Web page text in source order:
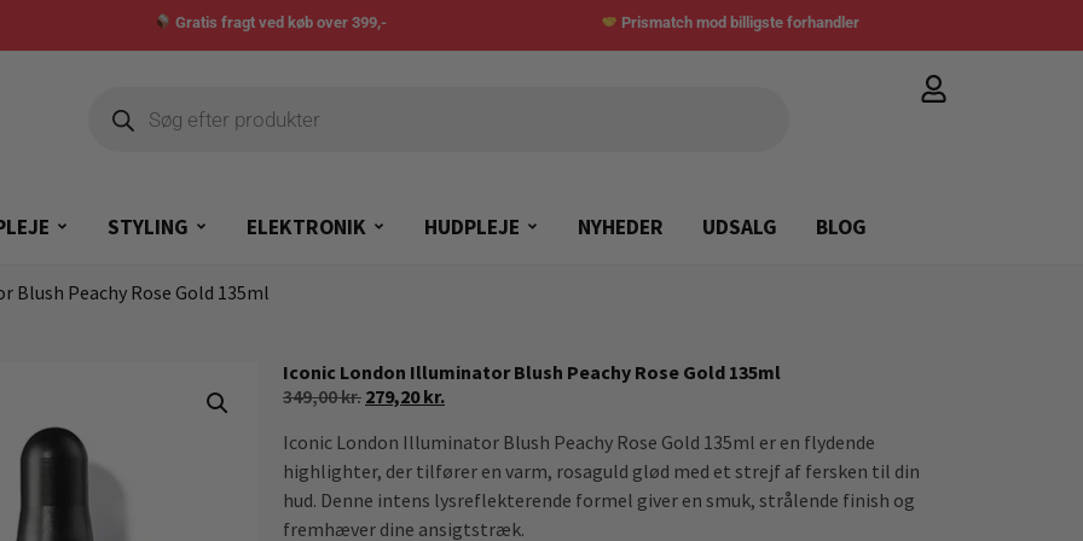
Gratis fragt ved køb over 399,- Prismatch mod billigste forhandler
STYLING ELEKTRONIK HUDPLEJE NYHEDER UDSALG BLOG
Peachy Rose Gold 135ml
Iconic London Illuminator Blush Peachy Rose Gold 135ml
349,00kr. 279,20kr.
Iconic London Illuminator Blush Peachy Rose Gold 135ml er en flydende
highlighter, der tilfører en varm, rosaguld glød med et strejf af fersken til din
hud. Denne intens lysreflekterende formel giver en smuk, strålende finish og
fremhæver dine ansigtstræk.